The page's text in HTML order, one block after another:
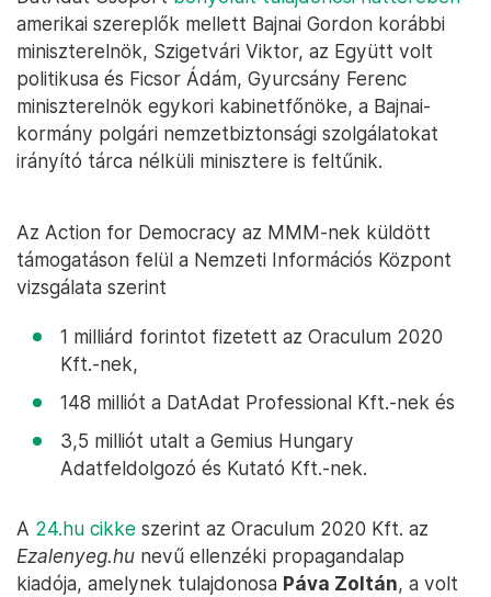
amerikai szereplők mellett Bajnai Gordon korábbi
miniszterelnök, Szigetvári Viktor, az Együtt volt
politikusa és Ficsor Ádám, Gyurcsány Ferenc
miniszterelnök egykori kabinetfőnöke, a Bajnai-
kormány polgári nemzetbiztonsági szolgálatokat
irányító tárca nélküli minisztere is feltűnik.
Az Action for Democracy az MMM-nek küldött
támogatáson felül a Nemzeti Információs Központ
vizsgálata szerint
1 milliárd forintot fizetett az Oraculum 2020
Kft.-nek,
148 milliót a DatAdat Professional Kft.-nek és
3,5 milliót utalt a Gemius Hungary
Adatfeldolgozó és Kutató Kft.-nek.
A 24.hu cikke szerint az Oraculum 2020 Kft. az
Ezalenyeg.hu nevű ellenzéki propagandalap
kiadója, amelynek tulajdonosa Páva Zoltán, a volt